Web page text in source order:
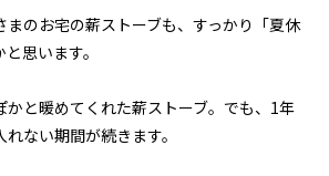
のお宅の薪ストーブも、すっかり「夏休
思います。
かと暖めてくれた薪ストーブ。でも、1年
ない期間が続きます。